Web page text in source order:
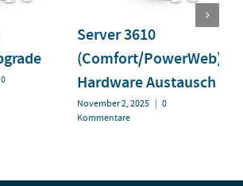
0
Server 3610
(Comfort/PowerWeb)
Hardware Austausch
November 2, 2025 | 0
Kommentare